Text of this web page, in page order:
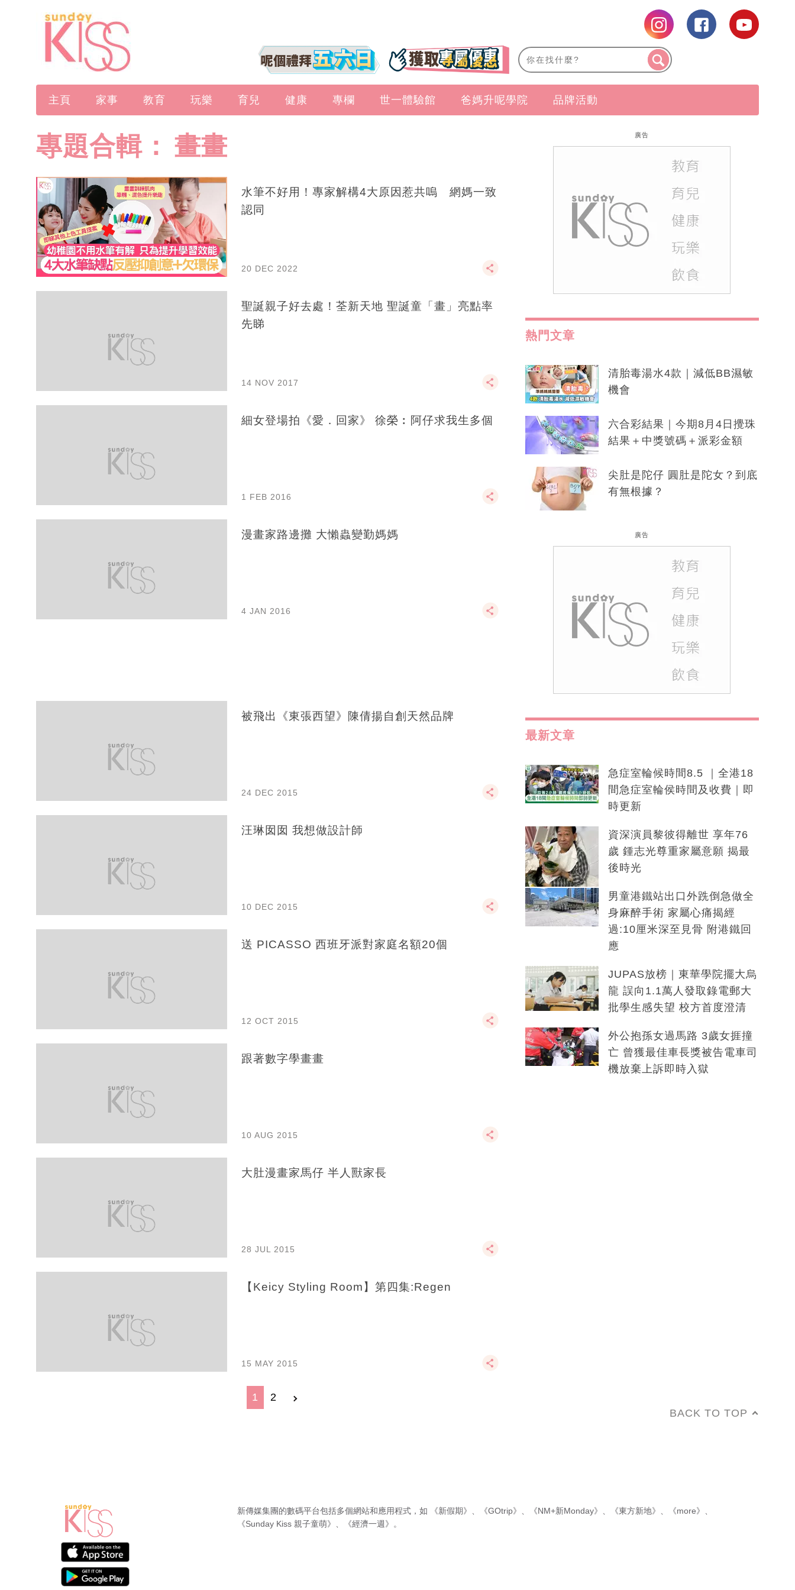
主頁 家事 教育 玩樂 育兒 健康 專欄 世一體驗館 爸媽升呢學院 品牌活動
專題合輯： 畫畫
水筆不好用！專家解構4大原因惹共嗚 網媽一致
認同
20 DEC 2022
聖誕親子好去處！荃新天地 聖誕童「畫」亮點率
先睇
14 NOV 2017
細女登場拍《愛．回家》 徐榮︰阿仔求我生多個
1 FEB 2016
漫畫家路邊攤 大懶蟲變勤媽媽
4 JAN 2016
被飛出《東張西望》陳倩揚自創天然品牌
24 DEC 2015
汪琳囡囡 我想做設計師
10 DEC 2015
送 PICASSO 西班牙派對家庭名額20個
12 OCT 2015
跟著數字學畫畫
10 AUG 2015
大肚漫畫家馬仔 半人獸家長
28 JUL 2015
【Keicy Styling Room】第四集:Regen
15 MAY 2015
1 2
廣告
熱門文章
清胎毒湯水4款｜減低BB濕敏
機會
六合彩結果｜今期8月4日攪珠
結果＋中獎號碼＋派彩金額
尖肚是陀仔 圓肚是陀女？到底
有無根據？
廣告
最新文章
急症室輪候時間8.5 ｜全港18
間急症室輪侯時間及收費｜即
時更新
資深演員黎彼得離世 享年76
歲 鍾志光尊重家屬意願 揭最
後時光
男童港鐵站出口外跣倒急做全
身麻醉手術 家屬心痛揭經
過:10厘米深至見骨 附港鐵回
應
JUPAS放榜｜東華學院擺大烏
龍 誤向1.1萬人發取錄電郵大
批學生感失望 校方首度澄清
外公抱孫女過馬路 3歲女捱撞
亡 曾獲最佳車長獎被告電車司
機放棄上訴即時入獄
BACK TO TOP
新傳媒集團的數碼平台包括多個網站和應用程式，如 《新假期》 《GOtrip》 《NM+新Monday》 《東方新地》 《more》
《Sunday Kiss 親子童萌》
《經濟一週》 。